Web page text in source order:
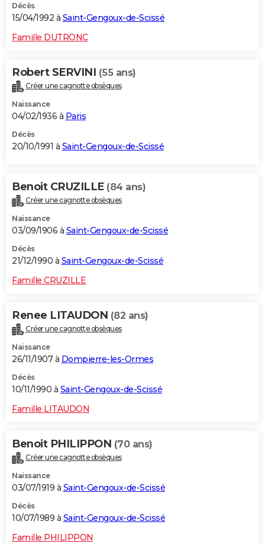
Décès
15/04/1992 à Saint-Gengoux-de-Scissé
Famille DUTRONC
Robert SERVINI (55 ans)
Créer une cagnotte obsèques
Naissance
04/02/1936 à Paris
Décès
20/10/1991 à Saint-Gengoux-de-Scissé
Benoit CRUZILLE (84 ans)
Créer une cagnotte obsèques
Naissance
03/09/1906 à Saint-Gengoux-de-Scissé
Décès
21/12/1990 à Saint-Gengoux-de-Scissé
Famille CRUZILLE
Renee LITAUDON (82 ans)
Créer une cagnotte obsèques
Naissance
26/11/1907 à Dompierre-les-Ormes
Décès
10/11/1990 à Saint-Gengoux-de-Scissé
Famille LITAUDON
Benoit PHILIPPON (70 ans)
Créer une cagnotte obsèques
Naissance
03/07/1919 à Saint-Gengoux-de-Scissé
Décès
10/07/1989 à Saint-Gengoux-de-Scissé
Famille PHILIPPON